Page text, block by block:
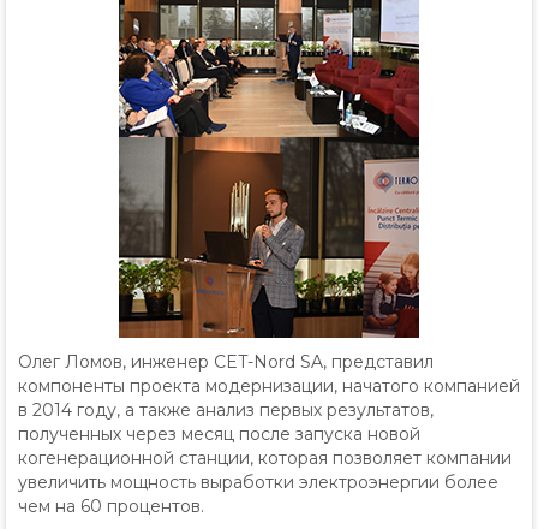
Олег Ломов, инженер CET-Nord SA, представил
компоненты проекта модернизации, начатого компанией
в 2014 году, а также анализ первых результатов,
полученных через месяц после запуска новой
когенерационной станции, которая позволяет компании
увеличить мощность выработки электроэнергии более
чем на 60 процентов.